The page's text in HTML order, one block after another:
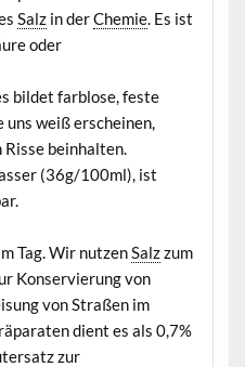
Salzin derChemie. Es ist
oder
bildet farblose, feste
weiß erscheinen,
beinhalten.
(36g/100ml), ist
Tag. Wir nutzenSalzzum
Konservierung von
von Straßen im
dient es als 0,7%
zur